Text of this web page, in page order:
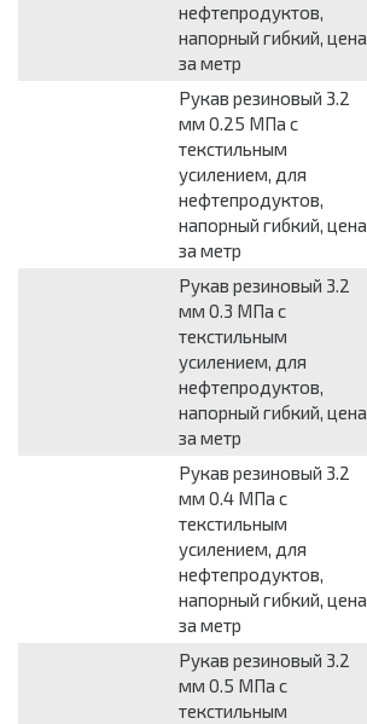
нефтепродуктов,
напорный гибкий, цена
за метр
Рукав резиновый 3.2
мм 0.25 МПа с
текстильным
усилением, для
нефтепродуктов,
напорный гибкий, цена
за метр
Рукав резиновый 3.2
мм 0.3 МПа с
текстильным
усилением, для
нефтепродуктов,
напорный гибкий, цена
за метр
Рукав резиновый 3.2
мм 0.4 МПа с
текстильным
усилением, для
нефтепродуктов,
напорный гибкий, цена
за метр
Рукав резиновый 3.2
мм 0.5 МПа с
текстильным